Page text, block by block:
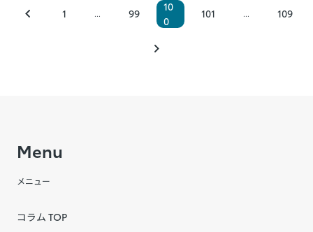
1 ... 99
10
0
101 ... 109
Menu
メニュー
コラム TOP